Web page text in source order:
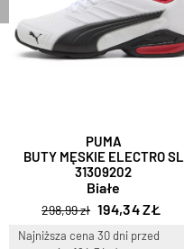
PUMA
BUTY MĘSKIE ELECTRO SL
31309202
Białe
298,99 zł 194,34 ZŁ
Najniższa cena 30 dni przed